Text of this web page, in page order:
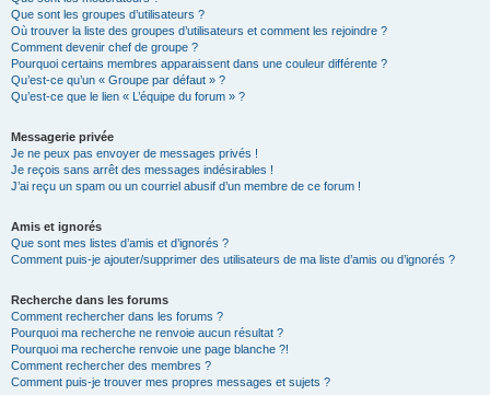
Que sont les groupes d’utilisateurs ?
Où trouver la liste des groupes d’utilisateurs et comment les rejoindre ?
Comment devenir chef de groupe ?
Pourquoi certains membres apparaissent dans une couleur différente ?
Qu’est-ce qu’un « Groupe par défaut » ?
Qu’est-ce que le lien « L’équipe du forum » ?
Messagerie privée
Je ne peux pas envoyer de messages privés !
Je reçois sans arrêt des messages indésirables !
J’ai reçu un spam ou un courriel abusif d’un membre de ce forum !
Amis et ignorés
Que sont mes listes d’amis et d’ignorés ?
Comment puis-je ajouter/supprimer des utilisateurs de ma liste d’amis ou d’ignorés ?
Recherche dans les forums
Comment rechercher dans les forums ?
Pourquoi ma recherche ne renvoie aucun résultat ?
Pourquoi ma recherche renvoie une page blanche ?!
Comment rechercher des membres ?
Comment puis-je trouver mes propres messages et sujets ?